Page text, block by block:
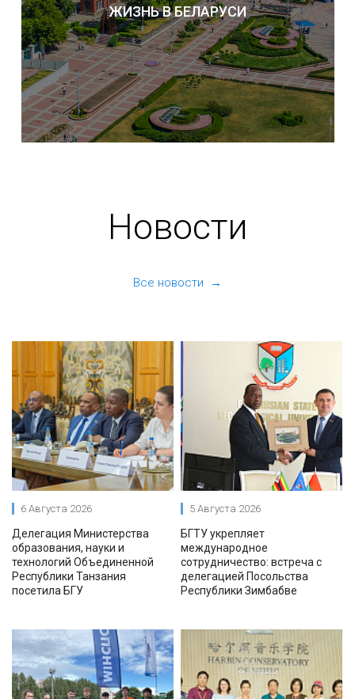
ЖИЗНЬ В БЕЛАРУСИ
Новости
Все новости →
6 Августа 2026
Делегация Министерства
образования, науки и
технологий Объединенной
Республики Танзания
посетила БГУ
5 Августа 2026
БГТУ укрепляет
международное
сотрудничество: встреча с
делегацией Посольства
Республики Зимбабве